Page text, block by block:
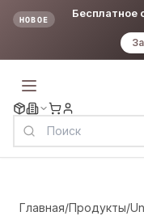
НОВОЕ
Бесплатное
Главная/Продукты/